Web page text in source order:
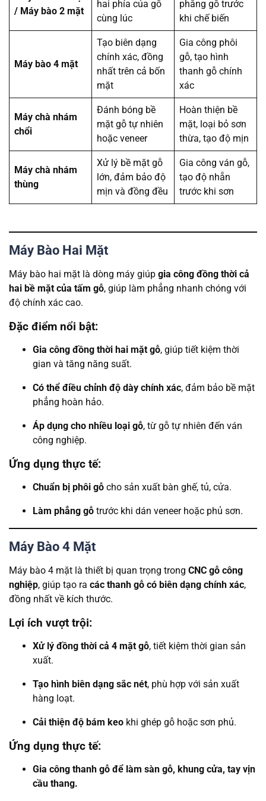
/ Máy bào 2 mặt
hai phía của gỗ
cùng lúc
phẳng gỗ trước
khi chế biến
Máy bào 4 mặt
Tạo biên dạng
chính xác, đồng
nhất trên cả bốn
mặt
Gia công phôi
gỗ, tạo hình
thanh gỗ chính
xác
Máy chà nhám
chổi
Đánh bóng bề
mặt gỗ tự nhiên
hoặc veneer
Hoàn thiện bề
mặt, loại bỏ sơn
thừa, tạo độ mịn
Máy chà nhám
thùng
Xử lý bề mặt gỗ
lớn, đảm bảo độ
mịn và đồng đều
Gia công ván gỗ,
tạo độ nhẵn
trước khi sơn
Máy Bào Hai Mặt
Máy bào hai mặt là dòng máy giúp gia công đồng thời cả
hai bề mặt của tấm gỗ, giúp làm phẳng nhanh chóng với
độ chính xác cao.
Đặc điểm nổi bật:
Gia công đồng thời hai mặt gỗ, giúp tiết kiệm thời
gian và tăng năng suất.
Có thể điều chỉnh độ dày chính xác, đảm bảo bề mặt
phẳng hoàn hảo.
Áp dụng cho nhiều loại gỗ, từ gỗ tự nhiên đến ván
công nghiệp.
Ứng dụng thực tế:
Chuẩn bị phôi gỗ cho sản xuất bàn ghế, tủ, cửa.
Làm phẳng gỗ trước khi dán veneer hoặc phủ sơn.
Máy Bào 4 Mặt
Máy bào 4 mặt là thiết bị quan trọng trong CNC gỗ công
nghiệp, giúp tạo ra các thanh gỗ có biên dạng chính xác,
đồng nhất về kích thước.
Lợi ích vượt trội:
Xử lý đồng thời cả 4 mặt gỗ, tiết kiệm thời gian sản
xuất.
Tạo hình biên dạng sắc nét, phù hợp với sản xuất
hàng loạt.
Cải thiện độ bám keo khi ghép gỗ hoặc sơn phủ.
Ứng dụng thực tế:
Gia công thanh gỗ để làm sàn gỗ, khung cửa, tay vịn
cầu thang.